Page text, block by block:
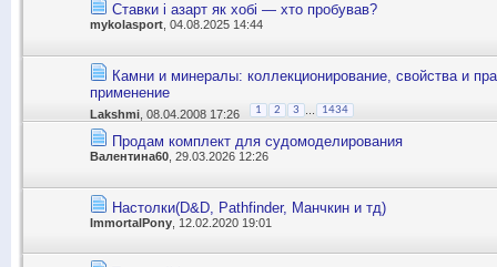
Ставки і азарт як хобі — хто пробував?
mykolasport , 04.08.2025 14:44
Камни и минералы: коллекционирование, свойства и
применение
Lakshmi , 08.04.2008 17:26 1 2 3 1434
Продам комплект для судомоделирования
Валентина60 , 29.03.2026 12:26
Настолки(D&D, Pathfinder, Манчкин и тд)
ImmortalPony , 12.02.2020 19:01